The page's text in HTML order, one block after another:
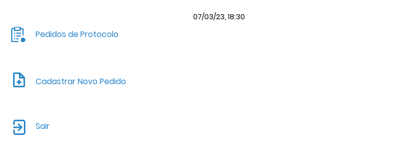
Pedidos de Protocolo
Cadastrar Novo Pedido
Sair
07/03/23, 18:30